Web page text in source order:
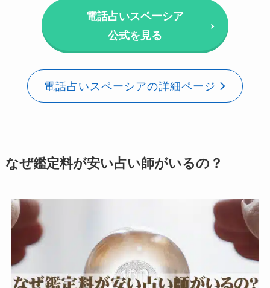
電話占いスペーシア
公式を見る
電話占いスペーシアの詳細ページ
なぜ鑑定料が安い占い師がいるの？